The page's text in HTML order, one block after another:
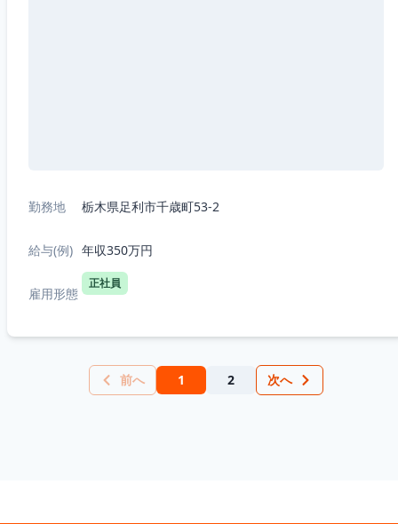
勤務地 栃木県足利市千歳町53-2
給与(例) 年収350万円
雇用形態
正社員
前へ 1 2 次へ